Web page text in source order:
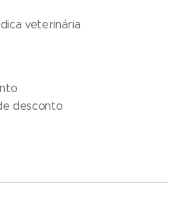
veterinária
desconto